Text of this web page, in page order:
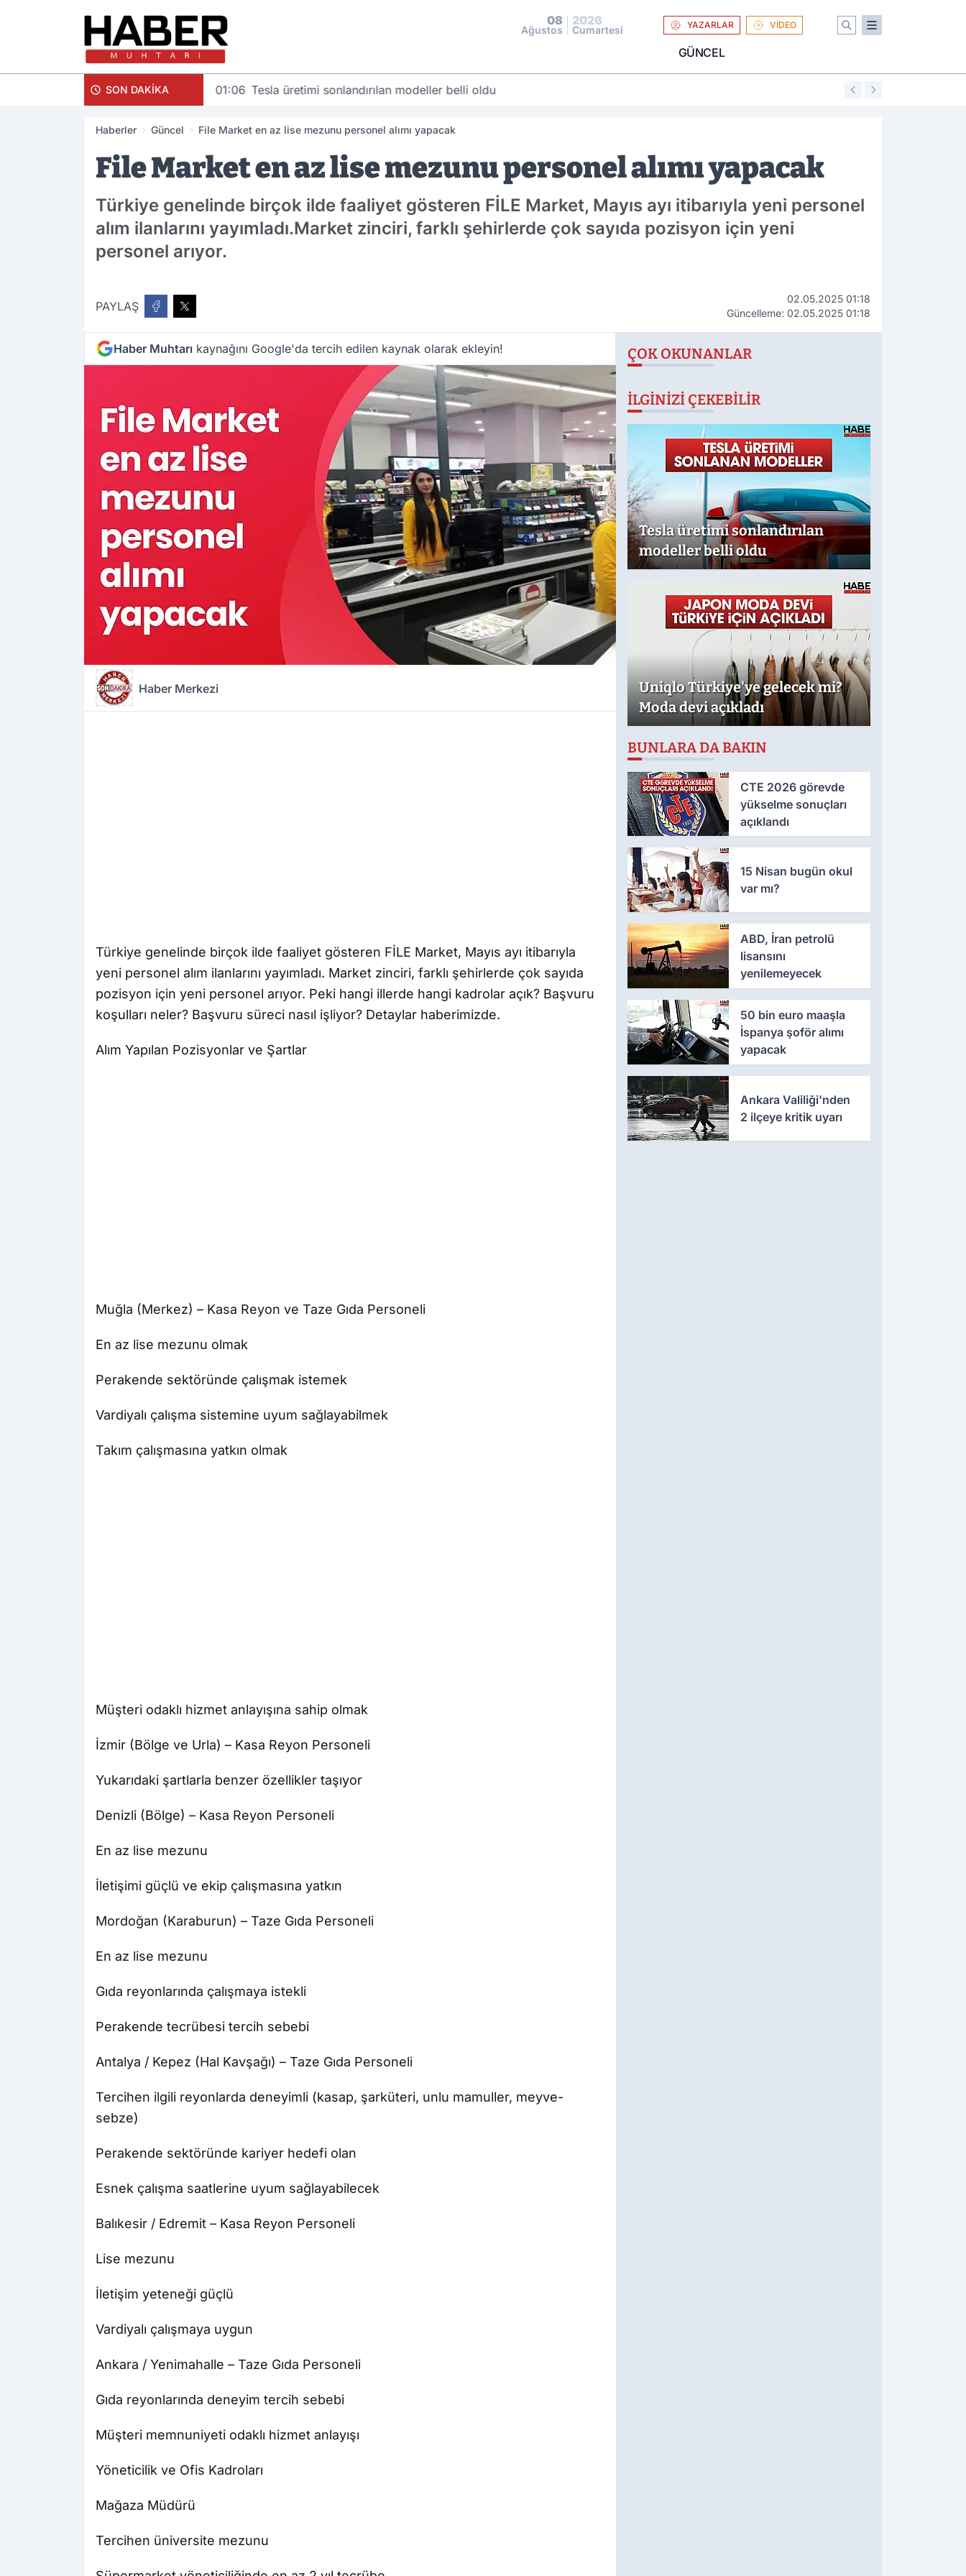
08
Ağustos
2026
Cumartesi YAZARLAR VİDEO
GÜNCEL
SON DAKİKA 01:06 Tesla üretimi sonlandırılan modeller belli oldu 01:04
Haberler Güncel File Market en az lise mezunu personel alımı yapacak
File Market en az lise mezunu personel alımı yapacak
Türkiye genelinde birçok ilde faaliyet gösteren FİLE Market, Mayıs ayı itibarıyla yeni personel
alım ilanlarını yayımladı.Market zinciri, farklı şehirlerde çok sayıda pozisyon için yeni
personel arıyor.
PAYLAŞ
02.05.2025 01:18
Güncelleme: 02.05.2025 01:18
Haber Muhtarı kaynağını Google'da tercih edilen kaynak olarak ekleyin!
Haber Merkezi
Türkiye genelinde birçok ilde faaliyet gösteren FİLE Market, Mayıs ayı itibarıyla
yeni personel alım ilanlarını yayımladı. Market zinciri, farklı şehirlerde çok sayıda
pozisyon için yeni personel arıyor. Peki hangi illerde hangi kadrolar açık? Başvuru
koşulları neler? Başvuru süreci nasıl işliyor? Detaylar haberimizde.
Alım Yapılan Pozisyonlar ve Şartlar
Muğla (Merkez) – Kasa Reyon ve Taze Gıda Personeli
En az lise mezunu olmak
Perakende sektöründe çalışmak istemek
Vardiyalı çalışma sistemine uyum sağlayabilmek
Takım çalışmasına yatkın olmak
Müşteri odaklı hizmet anlayışına sahip olmak
İzmir (Bölge ve Urla) – Kasa Reyon Personeli
Yukarıdaki şartlarla benzer özellikler taşıyor
Denizli (Bölge) – Kasa Reyon Personeli
En az lise mezunu
İletişimi güçlü ve ekip çalışmasına yatkın
Mordoğan (Karaburun) – Taze Gıda Personeli
En az lise mezunu
Gıda reyonlarında çalışmaya istekli
Perakende tecrübesi tercih sebebi
Antalya / Kepez (Hal Kavşağı) – Taze Gıda Personeli
Tercihen ilgili reyonlarda deneyimli (kasap, şarküteri, unlu mamuller, meyve-
sebze)
Perakende sektöründe kariyer hedefi olan
Esnek çalışma saatlerine uyum sağlayabilecek
Balıkesir / Edremit – Kasa Reyon Personeli
Lise mezunu
İletişim yeteneği güçlü
Vardiyalı çalışmaya uygun
Ankara / Yenimahalle – Taze Gıda Personeli
Gıda reyonlarında deneyim tercih sebebi
Müşteri memnuniyeti odaklı hizmet anlayışı
Yöneticilik ve Ofis Kadroları
Mağaza Müdürü
Tercihen üniversite mezunu
ÇOK OKUNANLAR
İLGINIZI ÇEKEBILIR
Tesla üretimi sonlandırılan
modeller belli oldu
Uniqlo Türkiye'ye gelecek mi?
Moda devi açıkladı
BUNLARA DA BAKIN
CTE 2026 görevde
yükselme sonuçları
açıklandı
15 Nisan bugün okul
var mı?
ABD, İran petrolü
lisansını
yenilemeyecek
50 bin euro maaşla
İspanya şoför alımı
yapacak
Ankara Valiliği'nden
2 ilçeye kritik uyarı